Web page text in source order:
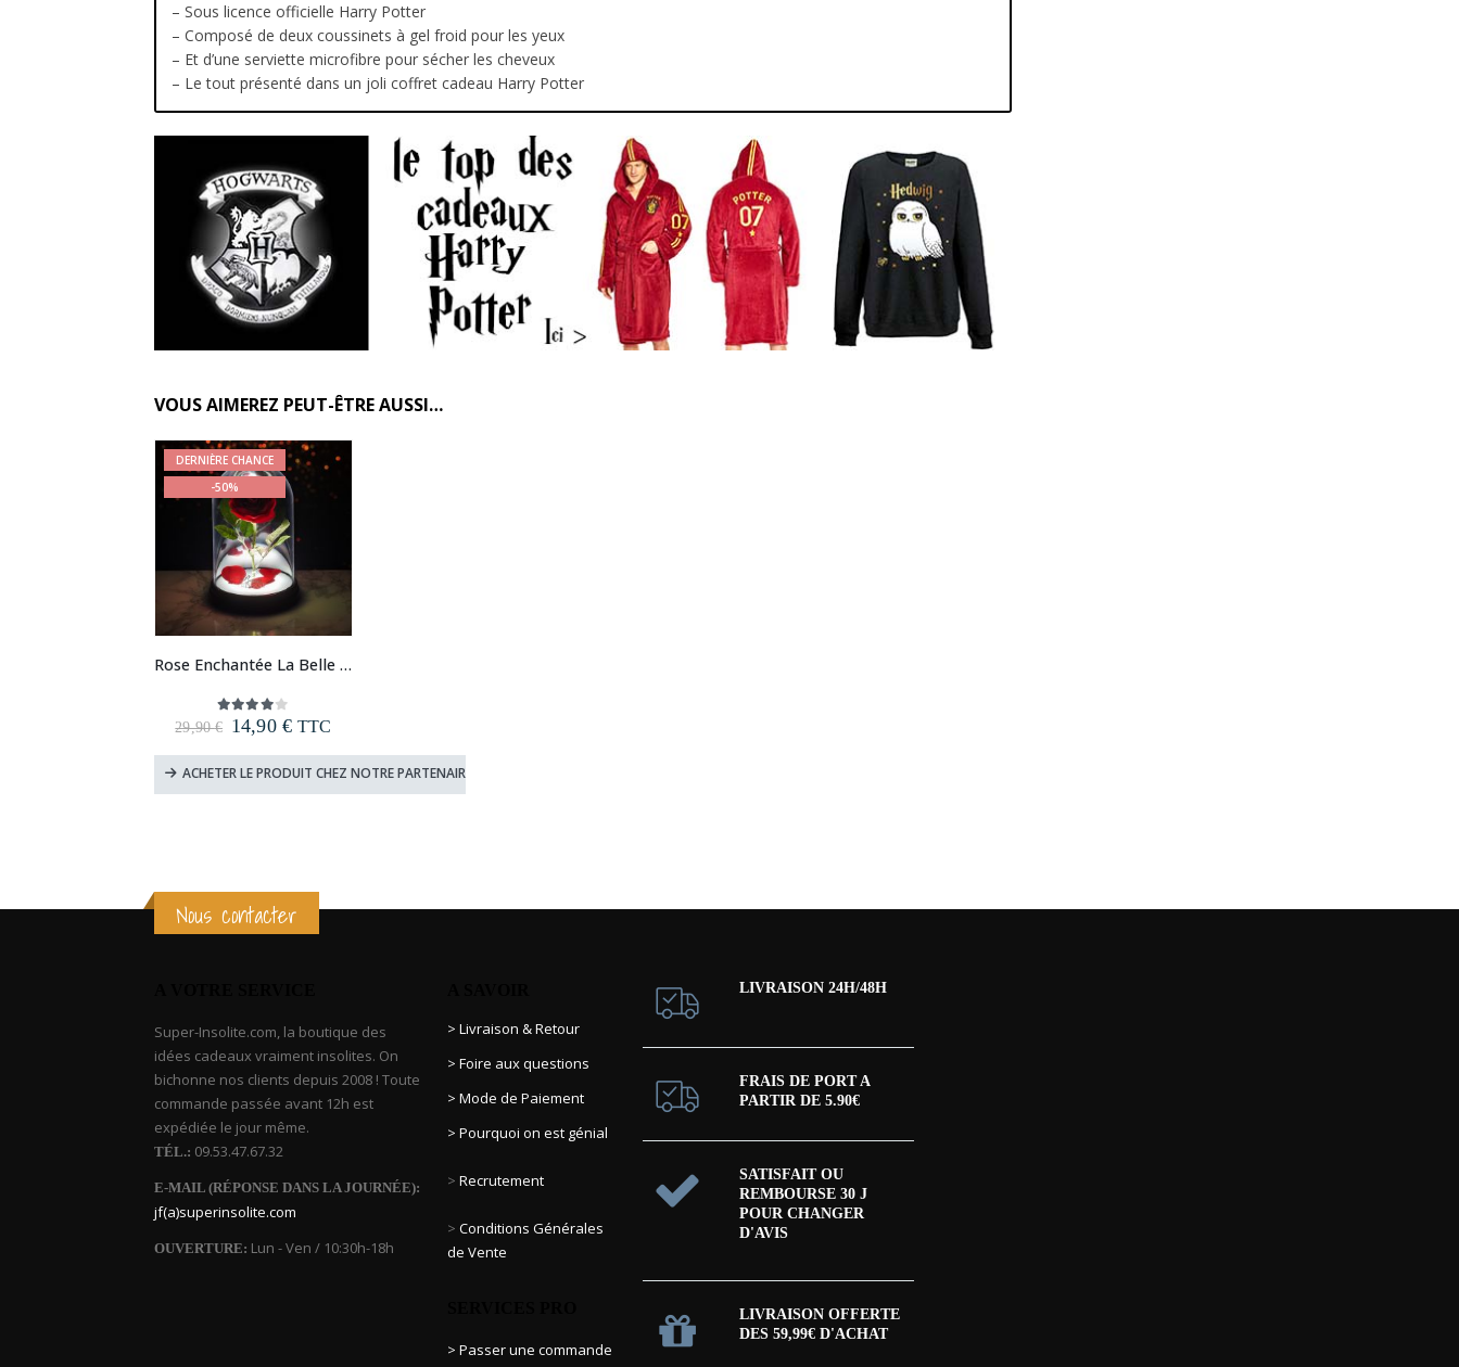
– Sous licence officielle Harry Potter
– Composé de deux coussinets à gel froid pour les yeux
– Et d’une serviette microfibre pour sécher les cheveux
– Le tout présenté dans un joli coffret cadeau Harry Potter
VOUS AIMEREZ PEUT-ÊTRE AUSSI…
DERNIÈRE CHANCE
-50%
Rose Enchantée La Belle et la Bête
4.00 out of 5
29,90€ Le
initial
était :
14,90 €Le
actuel
est :
TTC
ACHETER LE PRODUIT CHEZ NOTRE PARTENAIRE
Nous contacter
Super-Insolite.com, la boutique des
idées cadeaux vraiment insolites. On
bichonne nos clients depuis 2008 ! Toute
commande passée avant 12h est
expédiée le jour même.
TÉL.: 09.53.47.67.32
E-MAIL (RÉPONSE DANS LA JOURNÉE):
jf(a)superinsolite.com
OUVERTURE: Lun - Ven / 10:30h-18h
> Livraison & Retour
> Foire aux questions
> Mode de Paiement
> Pourquoi on est génial
> Recrutement
> Conditions Générales
de Vente
> Passer une commande
LIVRAISON 24H/48H
FRAIS DE PORT A
PARTIR DE 5.90€
SATISFAIT OU
REMBOURSE 30 J
POUR CHANGER
D'AVIS
LIVRAISON OFFERTE
DES 59,99€ D'ACHAT